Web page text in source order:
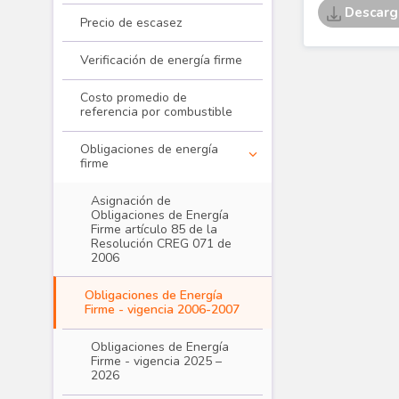
Transacciones - Cargo por
Precio de escasez
Verificación de energía firme
Costo promedio de
referencia por combustible
Obligaciones de energía
firme
Asignación de
Obligaciones de Energía
Firme artículo 85 de la
Resolución CREG 071 de
2006
Obligaciones de Energía
Firme - vigencia 2006-2007
Obligaciones de Energía
Firme - vigencia 2025 –
2026